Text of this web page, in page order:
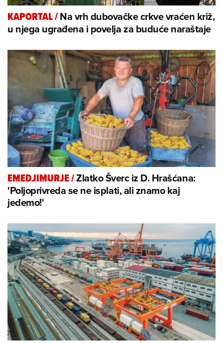
KAPORTAL/Na vrh dubovačke crkve vraćen križ,
u njega ugrađena i povelja za buduće naraštaje
EMEDJIMURJE/Zlatko Šverc iz D. Hrašćana:
'Poljoprivreda se ne isplati, ali znamo kaj
jedemo!'